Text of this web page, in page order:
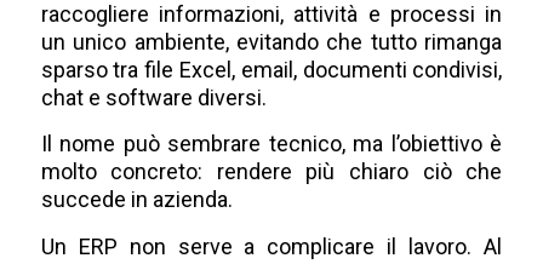
raccogliere informazioni, attività e processi in
un unico ambiente, evitando che tutto rimanga
sparso tra file Excel, email, documenti condivisi,
chat e software diversi.
Il nome può sembrare tecnico, ma l’obiettivo è
molto concreto: rendere più chiaro ciò che
succede in azienda.
Un ERP non serve a complicare il lavoro. Al